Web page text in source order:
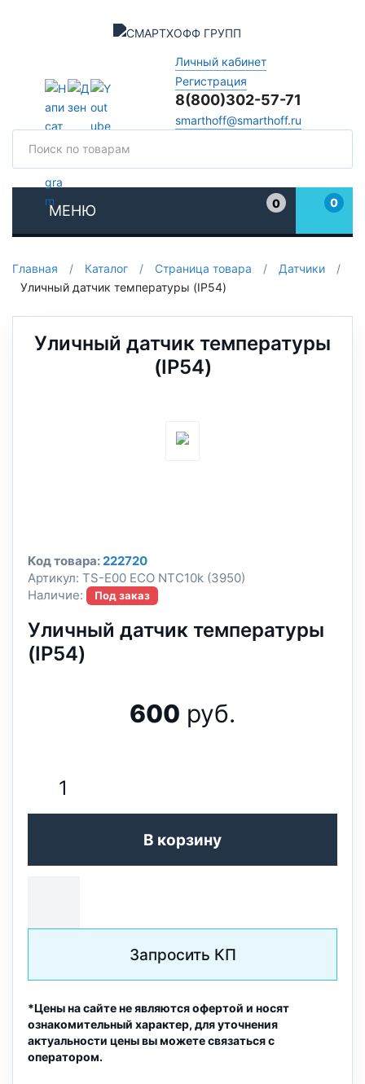
Личный кабинет
Регистрация
8(800)302-57-71
smarthoff@smarthoff.ru
МЕНЮ
0
0
Главная / Каталог / Страница товара / Датчики
/
Уличный датчик температуры (IP54)
Уличный датчик температуры
(IP54)
Код товара:222720
Артикул: TS-E00 ECO NTC10k (3950)
Наличие:
Под заказ
Уличный датчик температуры
(IP54)
600 руб.
В корзину
Запросить КП
*Цены на сайте не являются офертой и носят
ознакомительный характер, для уточнения
актуальности цены вы можете связаться с
оператором.